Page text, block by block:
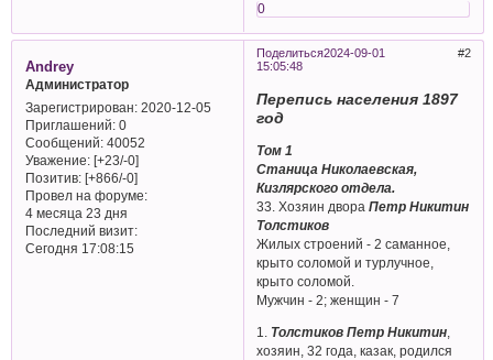
0
Поделиться 2
2024-09-01
15:05:48
Andrey
Администратор
Зарегистрирован: 2020-12-05
Приглашений:0
Сообщений:40052
Уважение: [+23/-0]
Позитив: [+866/-0]
Провел на форуме:
4 месяца 23 дня
Последний визит:
Сегодня 17:08:15
Перепись населения 1897
год
Том 1
Станица Николаевская,
Кизлярского отдела.
33. Хозяин двораПетр Никитин
Толстиков
Жилых строений - 2 саманное,
крыто соломой и турлучное,
крыто соломой.
Мужчин - 2; женщин - 7
1. Толстиков Петр Никитин
хозяин, 32 года, казак, родился